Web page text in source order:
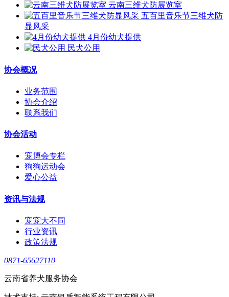
云南三维犬防展览室
五百里音乐节三维犬防
显风采
4月份幼犬提供
民犬公用
协会概况
业务范围
协会介绍
联系我们
协会活动
宠博会专栏
狗狗运动会
爱心公益
资讯与法规
宠宠大不同
行业资讯
政策法规
0871-65627110
云南省养犬服务协会